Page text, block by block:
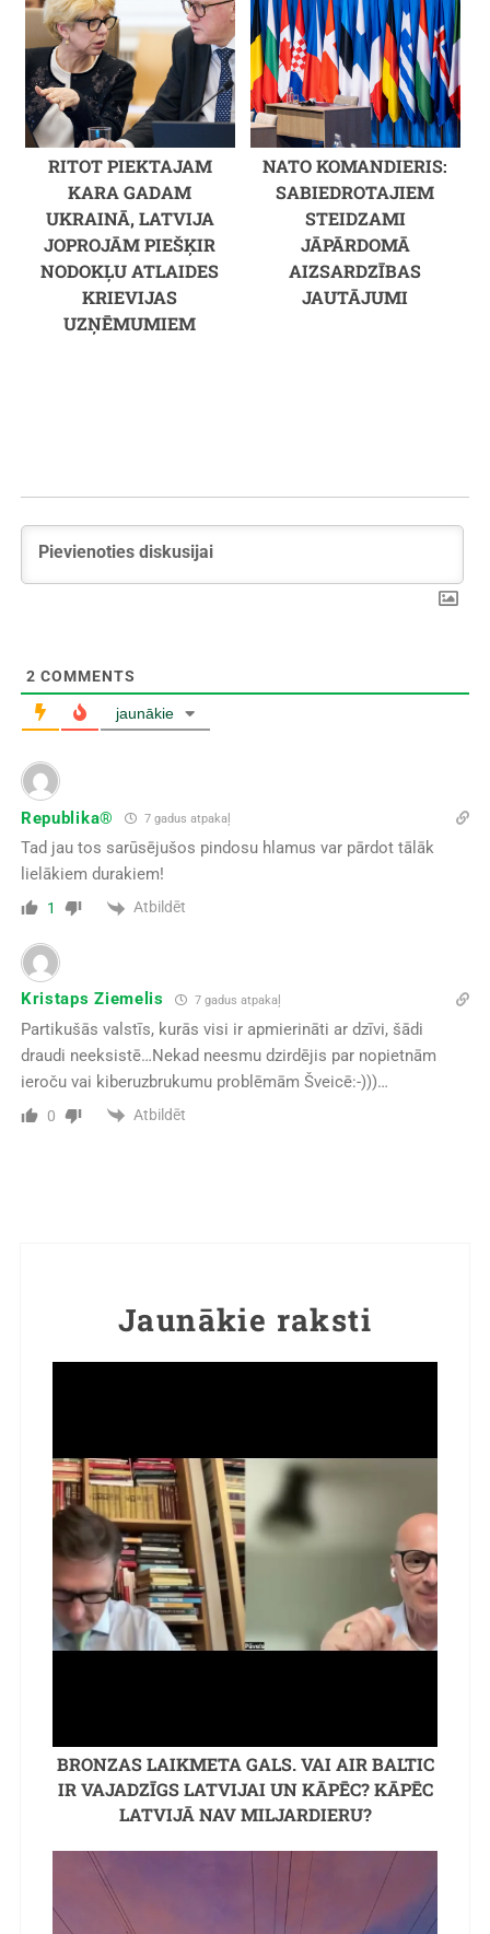
RITOT PIEKTAJAM
KARA GADAM
UKRAINĀ, LATVIJA
JOPROJĀM PIEŠĶIR
NODOKĻU ATLAIDES
KRIEVIJAS
UZŅĒMUMIEM
NATO KOMANDIERIS:
SABIEDROTAJIEM
STEIDZAMI
JĀPĀRDOMĀ
AIZSARDZĪBAS
JAUTĀJUMI
2 COMMENTS
jaunākie
Republika® 7 gadus atpakaļ
Tad jau tos sarūsējušos pindosu hlamus var pārdot tālāk
lielākiem durakiem!
1 Atbildēt
Kristaps Ziemelis 7 gadus atpakaļ
Partikušās valstīs, kurās visi ir apmierināti ar dzīvi, šādi
draudi neeksistē…Nekad neesmu dzirdējis par nopietnām
ieroču vai kiberuzbrukumu problēmām Šveicē:-)))…
0 Atbildēt
Jaunākie raksti
BRONZAS LAIKMETA GALS. VAI AIR BALTIC
IR VAJADZĪGS LATVIJAI UN KĀPĒC? KĀPĒC
LATVIJĀ NAV MILJARDIERU?